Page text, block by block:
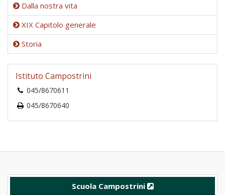
Dalla nostra vita
XIX Capitolo generale
Storia
Istituto Campostrini
045/8670611
045/8670640
Scuola Campostrini